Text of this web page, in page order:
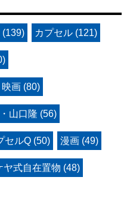
(139) カプセル (121)
映画 (80)
山口隆 (56)
セルQ (50) 漫画 (49)
ヤ式自在置物 (48)